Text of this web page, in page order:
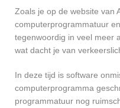
Zoals je op de website van
computerprogrammatuur
tegenwoordig in veel meer
wat dacht je van
In deze tijd is software
computerprogramma
programmatuur nog